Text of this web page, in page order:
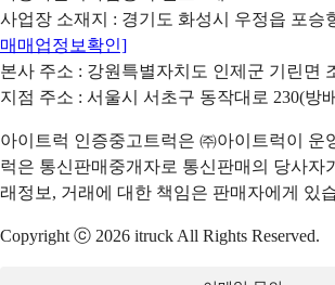
사업장 소재지 : 경기도 화성시 우정읍 포승
매매업정보확인]
본사 주소 : 강원특별자치도 인제군 기린면
지점 주소 : 서울시 서초구 동작대로 230(방
아이트럭 인증중고트럭은 ㈜아이트럭이 운
럭은 통신판매중개자로 통신판매의 당사자
래정보, 거래에 대한 책임은 판매자에게 있
Copyright ⓒ 2026 itruck All Rights Reserved.